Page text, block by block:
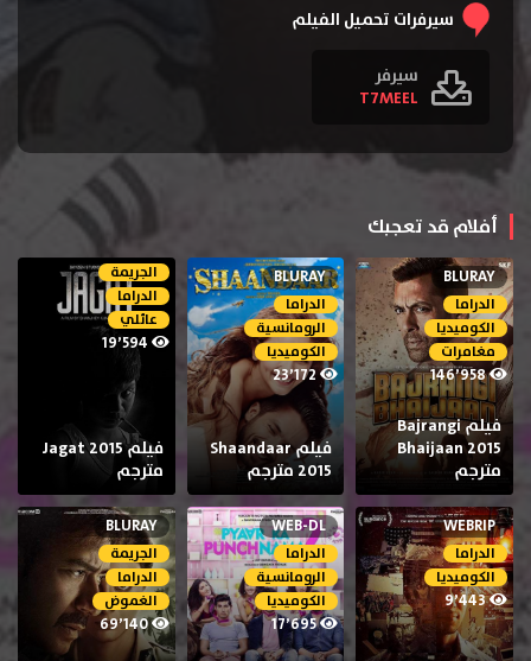
سيرفرات تحميل الفيلم
سيرفر
T7MEEL
أفلام قد تعجبك
BLURAY
الدراما
الكوميديا
مغامرات
146٬958
فيلم Bajrangi
Bhaijaan 2015
مترجم
BLURAY
الدراما
الرومانسية
الكوميديا
23٬172
فيلم Shaandaar
2015 مترجم
الجريمة
الدراما
عائلي
فيلم Jagat 2015
مترجم
WEBRIP
الدراما
الكوميديا
9٬443
WEB-DL
الدراما
الرومانسية
الكوميديا
17٬695
BLURAY
الجريمة
الدراما
الغموض
69٬140